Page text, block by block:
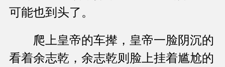
可能也到头了。
爬上皇帝的车撵，皇帝一脸阴沉的
看着余志乾，余志乾则脸上挂着尴尬的